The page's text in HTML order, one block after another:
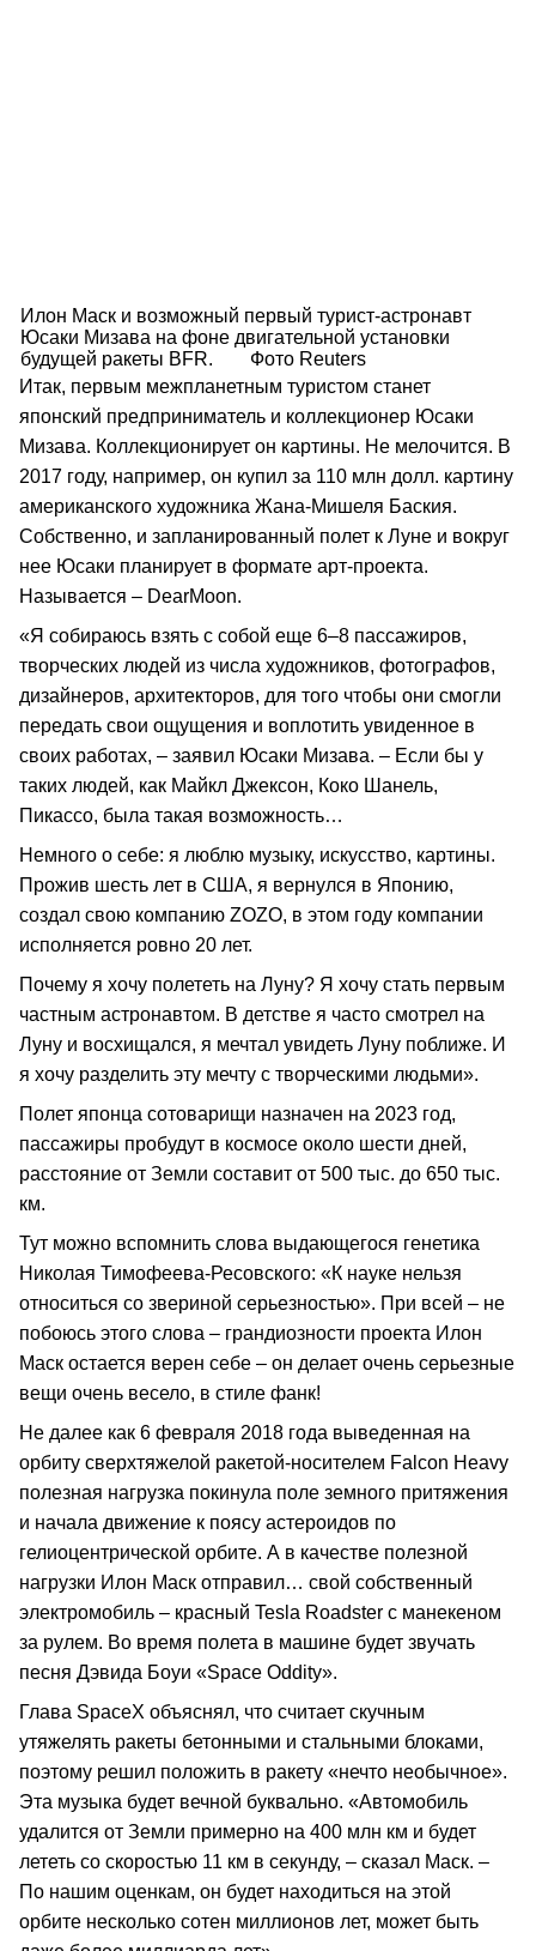
Илон Маск и возможный первый турист-астронавт
Юсаки Мизава на фоне двигательной установки
будущей ракеты BFR.
Фото Reuters
Итак, первым межпланетным туристом станет
японский предприниматель и коллекционер Юсаки
Мизава. Коллекционирует он картины. Не мелочится. В
2017 году, например, он купил за 110 млн долл. картину
американского художника Жана-Мишеля Баския.
Собственно, и запланированный полет к Луне и вокруг
нее Юсаки планирует в формате арт-проекта.
Называется – DearMoon.
«Я собираюсь взять с собой еще 6–8 пассажиров,
творческих людей из числа художников, фотографов,
дизайнеров, архитекторов, для того чтобы они смогли
передать свои ощущения и воплотить увиденное в
своих работах, – заявил Юсаки Мизава. – Если бы у
таких людей, как Майкл Джексон, Коко Шанель,
Пикассо, была такая возможность…
Немного о себе: я люблю музыку, искусство, картины.
Прожив шесть лет в США, я вернулся в Японию,
создал свою компанию ZOZO, в этом году компании
исполняется ровно 20 лет.
Почему я хочу полететь на Луну? Я хочу стать первым
частным астронавтом. В детстве я часто смотрел на
Луну и восхищался, я мечтал увидеть Луну поближе. И
я хочу разделить эту мечту с творческими людьми».
Полет японца сотоварищи назначен на 2023 год,
пассажиры пробудут в космосе около шести дней,
расстояние от Земли составит от 500 тыс. до 650 тыс.
км.
Тут можно вспомнить слова выдающегося генетика
Николая Тимофеева-Ресовского: «К науке нельзя
относиться со звериной серьезностью». При всей – не
побоюсь этого слова – грандиозности проекта Илон
Маск остается верен себе – он делает очень серьезные
вещи очень весело, в стиле фанк!
Не далее как 6 февраля 2018 года выведенная на
орбиту сверхтяжелой ракетой-носителем Falcon Heavy
полезная нагрузка покинула поле земного притяжения
и начала движение к поясу астероидов по
гелиоцентрической орбите. А в качестве полезной
нагрузки Илон Маск отправил… свой собственный
электромобиль – красный Tesla Roadster с манекеном
за рулем. Во время полета в машине будет звучать
песня Дэвида Боуи «Space Oddity».
Глава SpaceX объяснял, что считает скучным
утяжелять ракеты бетонными и стальными блоками,
поэтому решил положить в ракету «нечто необычное».
Эта музыка будет вечной буквально. «Автомобиль
удалится от Земли примерно на 400 млн км и будет
лететь со скоростью 11 км в секунду, – сказал Маск. –
По нашим оценкам, он будет находиться на этой
орбите несколько сотен миллионов лет, может быть